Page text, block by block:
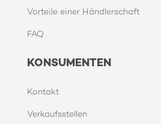
Vorteile einer Händlerschaft
FAQ
KONSUMENTEN
Kontakt
Verkaufsstellen